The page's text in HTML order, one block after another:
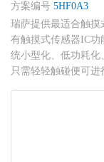
方案编号 5HF0A3
瑞萨提供最适合触摸
有触摸式传感器IC功
统小型化、低功耗化
只需轻轻触碰便可